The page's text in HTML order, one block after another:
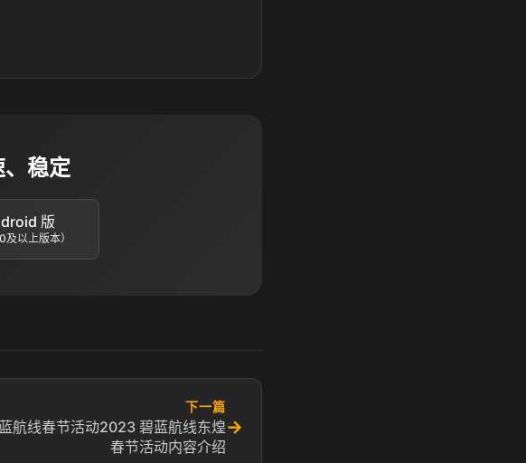
稳定
版
以上版本）
下一篇
航线春节活动2023 碧蓝航线东煌
春节活动内容介绍
→